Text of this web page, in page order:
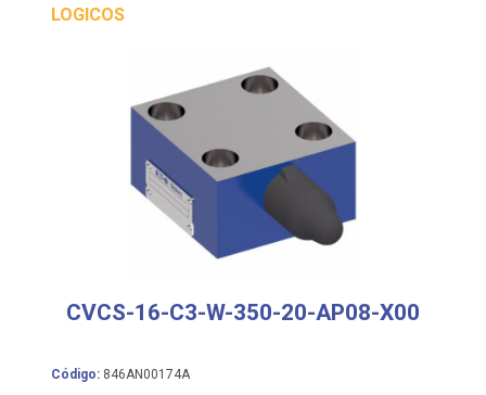
LOGICOS
CVCS-16-C3-W-350-20-AP08-X00
Código: 846AN00174A